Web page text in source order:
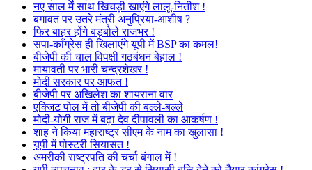
नए साल में साथ खिचड़ी खाएंगे लालू-नितीश !
बगावत पर उतरे मंत्री अनुप्रिया-आशीष ?
फिर बाहर होंगे बड़बोले राजभर !
सपा-काँग्रेस ही खिलाएंगे यूपी में BSP का कमल!
बीजेपी की चाल विपक्षी गठबंधन बेहाल !
मायावती पर भारी चन्द्रशेखर !
मोदी सरकार पर आफत !
बीजेपी पर अखिलेश का शायराना वार
एक्जिट पोल में तो बीजेपी की बल्ले-बल्ले
मोदी-योगी राज में बढ़ा देव दीपावली का आकर्षण !
शाह ने किया महाराष्ट्र सीएम के नाम का खुलासा !
यूपी में पोस्टरी सियासत !
अमरीकी राष्ट्रपति की चर्चा बंगाल में !